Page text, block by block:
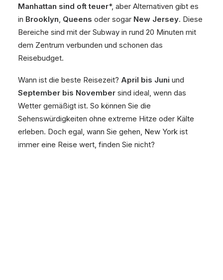
Manhattan sind oft teuer*, aber Alternativen gibt es
in Brooklyn, Queens oder sogar New Jersey. Diese
Bereiche sind mit der Subway in rund 20 Minuten mit
dem Zentrum verbunden und schonen das
Reisebudget.
Wann ist die beste Reisezeit? April bis Juni und
September bis November sind ideal, wenn das
Wetter gemäßigt ist. So können Sie die
Sehenswürdigkeiten ohne extreme Hitze oder Kälte
erleben. Doch egal, wann Sie gehen, New York ist
immer eine Reise wert, finden Sie nicht?